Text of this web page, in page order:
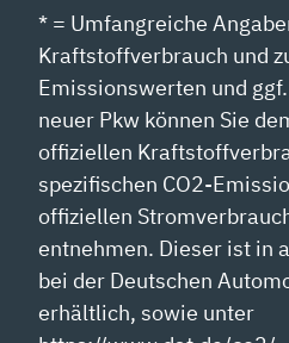
* = Umfangreiche
Kraftstoffverbrauch und
Emissionswerten und
neuer Pkw können Sie
offiziellen
spezifischen CO2-
offiziellen
entnehmen. Dieser ist in
bei der Deutschen
erhältlich, sowie unter